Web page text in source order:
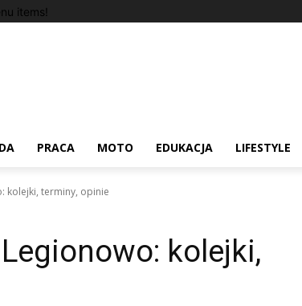
items!
PRACA MOTO EDUKACJA LIFESTYLE
kolejki, terminy, opinie
kolejki,